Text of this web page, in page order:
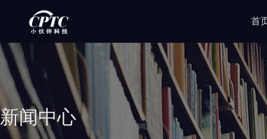
首
新闻中心